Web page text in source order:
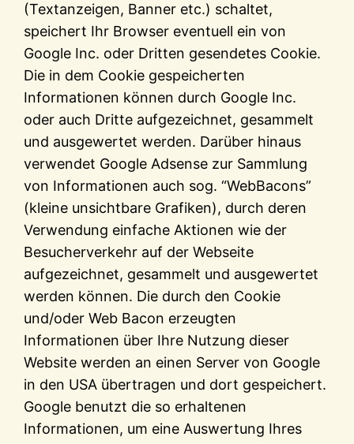
(Textanzeigen, Banner etc.) schaltet,
speichert Ihr Browser eventuell ein von
Google Inc. oder Dritten gesendetes Cookie.
Die in dem Cookie gespeicherten
Informationen können durch Google Inc.
oder auch Dritte aufgezeichnet, gesammelt
und ausgewertet werden. Darüber hinaus
verwendet Google Adsense zur Sammlung
von Informationen auch sog. “WebBacons”
(kleine unsichtbare Grafiken), durch deren
Verwendung einfache Aktionen wie der
Besucherverkehr auf der Webseite
aufgezeichnet, gesammelt und ausgewertet
werden können. Die durch den Cookie
und/oder Web Bacon erzeugten
Informationen über Ihre Nutzung dieser
Website werden an einen Server von Google
in den USA übertragen und dort gespeichert.
Google benutzt die so erhaltenen
Informationen, um eine Auswertung Ihres